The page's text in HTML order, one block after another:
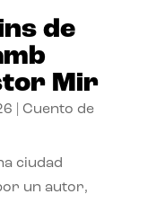
de
Mir
Cuento de
ciudad
un autor,